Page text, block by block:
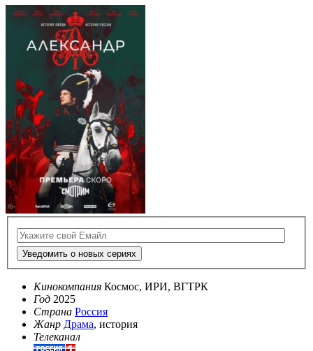
Уведомить о новых сериях
Кинокомпания Космос, ИРИ, ВГТРК
Год 2025
Страна Россия
Жанр Драма, история
Телеканал